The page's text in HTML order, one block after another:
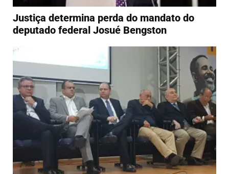
Justiça determina perda do mandato do
deputado federal Josué Bengston